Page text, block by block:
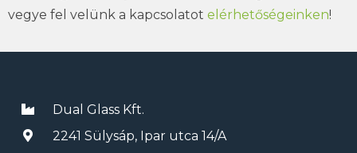
vegye fel velünk a kapcsolatot elérhetőségeinken!
Dual Glass Kft.
2241 Sülysáp, Ipar utca 14/A